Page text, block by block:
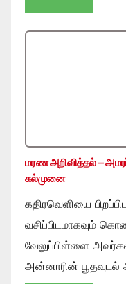
மரண அறிவித்தல் – அமரர்
கல்முனை
கதிரவெளியை
வசிப்பிடமாகவும்
வேலுப்பிள்ளை
அன்னாரின்